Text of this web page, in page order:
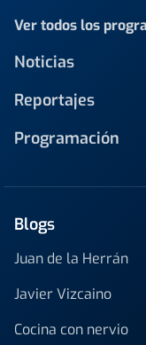
Ver todos los
Noticias
Reportajes
Programación
Blogs
Juan de la Herrán
Javier Vizcaino
Cocina con nervio